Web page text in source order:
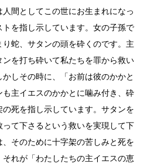
間としてこの世にお生まれになっ
を指し示しています。女の子孫で
蛇、サタンの頭を砕くのです。主
を打ち砕いて私たちを罪から救い
しその時に、「お前は彼のかかと
主イエスのかかとに噛み付き、砕
死を指し示しています。サタンを
て下さるという救いを実現して下
そのために十字架の苦しみと死を
れが「わたしたちの主イエスの恵